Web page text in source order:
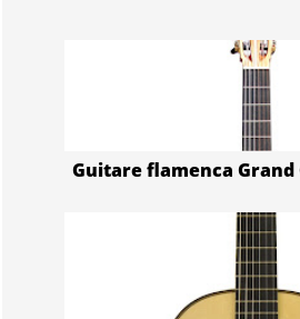
Guitare flamenca Grand